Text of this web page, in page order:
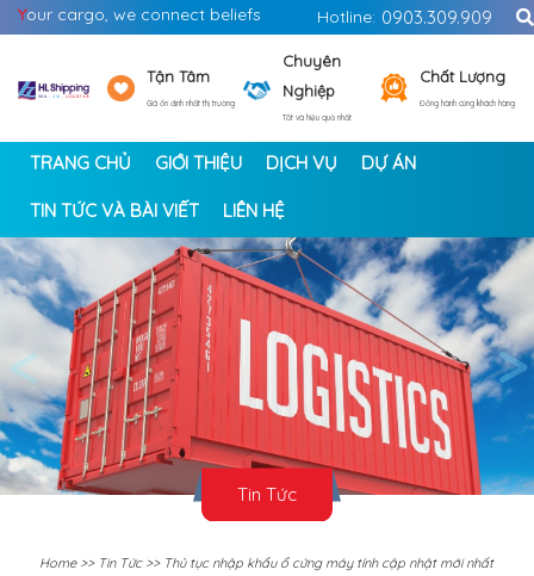
Your cargo, we connect beliefs Hotline: 0903.309.909
Tận Tâm
Giá ổn định nhất thị trường
Chuyên
Nghiệp
Tốt và hiệu quả nhất
Chất Lượng
Đồng hành cùng khách hàng
TRANG CHỦ GIỚI THIỆU DỊCH VỤ DỰ ÁN
TIN TỨC VÀ BÀI VIẾT LIÊN HỆ
< >
Tin Tức
Home>> Tin Tức>> Thủ tục nhập khẩu ổ cứng máy tính cập nhật mới nhất